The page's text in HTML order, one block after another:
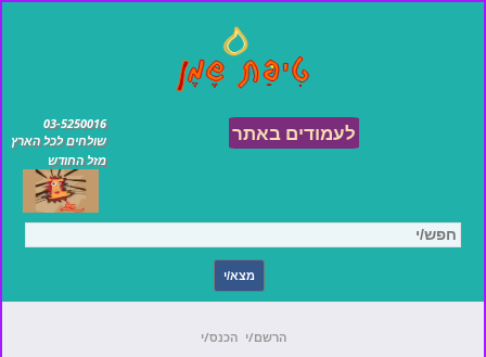
03-5250016
שולחים לכל הארץ
מזל החודש
לעמודים באתר
הרשם/י הכנס/י